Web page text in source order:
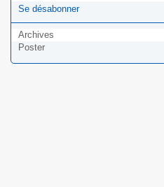
Se désabonner
Archives
Poster